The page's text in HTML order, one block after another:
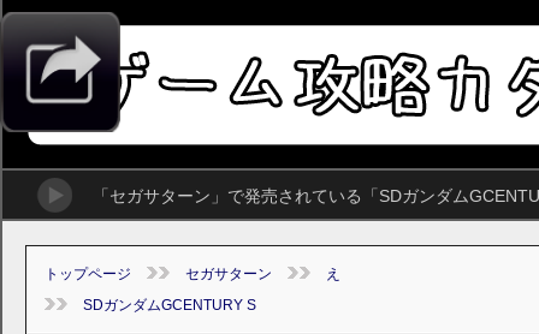
「セガサターン」で発売されている「SDガンダム
トップページ セガサターン
え
SDガンダムGCENTURY S